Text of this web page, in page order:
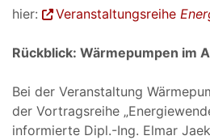
hier:
Veranstaltungsreihe
Rückblick: Wärmepumpen im
Bei der Veranstaltung
der Vortragsreihe
informierte Dipl.-Ing. Elmar